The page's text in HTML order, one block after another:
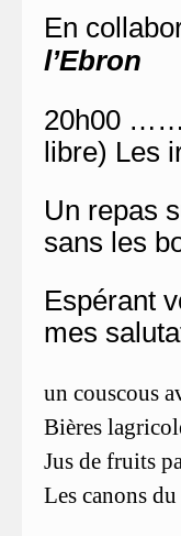
En
l’Ebron
20h00
libre) Les
Un repas
sans les
Espérant
mes
un couscous
Bières
Jus de fruits
Les canons